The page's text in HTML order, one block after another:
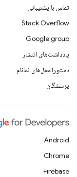
تماس با پشتیبانی
Stack Overflow
Google group
یادداشت‌های انتشار
دستورالعمل‌های نمانام
پرسشگان
Android
Chrome
Firebase